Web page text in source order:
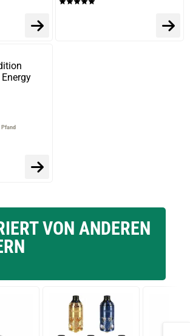
Pfand
VON ANDEREN